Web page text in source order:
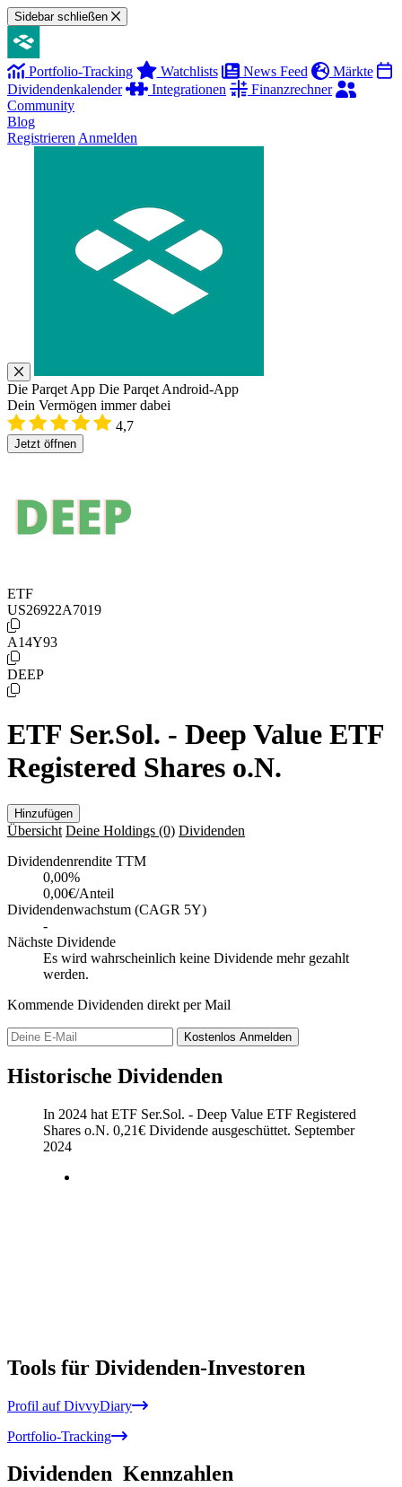
Sidebar schließen
Portfolio-Tracking Watchlists News Feed
Märkte
Dividendenkalender
Integrationen
Finanzrechner
Community
Blog
Registrieren Anmelden
Die Parqet App Die Parqet Android-App
Dein Vermögen immer dabei
4,7
Jetzt öffnen
ETF
US26922A7019
A14Y93
DEEP
ETF Ser.Sol. - Deep Value ETF
Registered Shares o.N.
Hinzufügen
Übersicht Deine Holdings (0) Dividenden
Dividendenrendite TTM
0,00%
0,00€/Anteil
Dividendenwachstum (CAGR 5Y)
-
Nächste Dividende
Es wird wahrscheinlich keine Dividende mehr gezahlt
werden.
Kommende Dividenden direkt per Mail
Kostenlos Anmelden
Historische Dividenden
In 2024 hat ETF Ser.Sol. - Deep Value ETF Registered
Shares o.N. 0,21€ Dividende ausgeschüttet. September
2024
Tools für Dividenden-Investoren
Profil auf DivvyDiary
Portfolio-Tracking
Dividenden Kennzahlen